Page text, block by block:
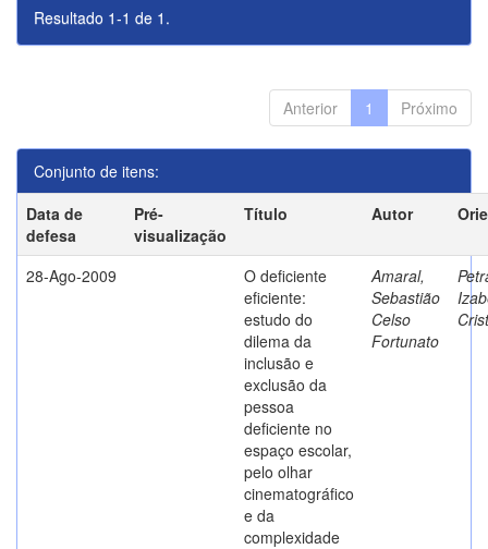
Resultado 1-1 de 1.
Anterior 1 Próximo
Conjunto de itens:
Data de
defesa
Pré-
visualização
Título Autor
28-Ago-2009
O deficiente
eficiente:
estudo do
dilema da
inclusão e
exclusão da
pessoa
deficiente no
espaço escolar,
pelo olhar
cinematográfico
e da
complexidade
Amaral,
Sebastião
Celso
Fortunato